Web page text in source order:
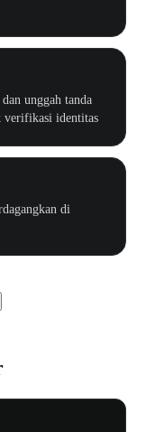
unggah tanda
verifikasi identitas
di